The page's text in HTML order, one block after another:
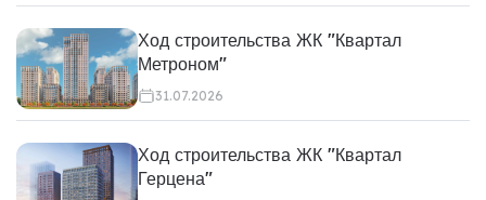
Ход строительства ЖК "Квартал
Метроном"
31.07.2026
Ход строительства ЖК "Квартал
Герцена"